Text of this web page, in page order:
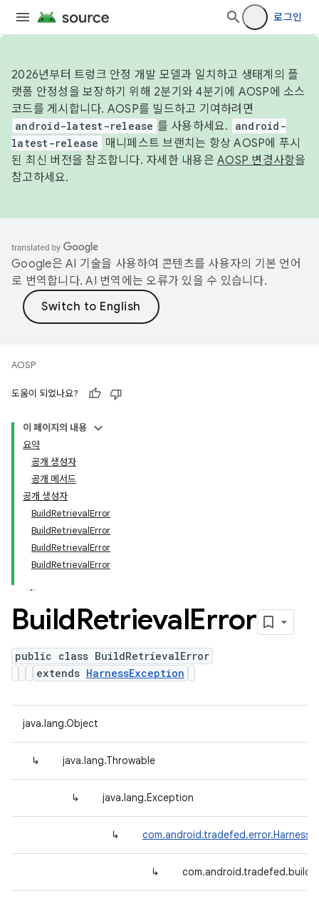
로그인
2026년부터 트렁크 안정 개발 모델과 일치하고 생태계의 플
랫폼 안정성을 보장하기 위해 2분기와 4분기에 AOSP에 소스
코드를 게시합니다. AOSP를 빌드하고 기여하려면
android-latest-release 를 사용하세요.
android-
latest-release
매니페스트 브랜치는 항상 AOSP에 푸시
된 최신 버전을 참조합니다. 자세한 내용은 AOSP 변경사항을
참고하세요.
Google은 AI 기술을 사용하여 콘텐츠를 사용자의 기본 언어
로 번역합니다. AI 번역에는 오류가 있을 수 있습니다.
AOSP
도움이 되었나요?
이 페이지의 내용
요약
공개 생성자
공개 메서드
공개 생성자
BuildRetrievalError
BuildRetrievalError
BuildRetrievalError
BuildRetrievalError
BuildRetrievalError
public class BuildRetrievalError
extends HarnessException
java.lang.Object
↳ java.lang.Throwable
↳ java.lang.Exception
↳
↳